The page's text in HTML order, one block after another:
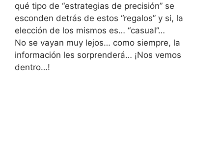
qué tipo de “estrategias de precisión” se
esconden detrás de estos “regalos” y si, la
elección de los mismos es… “casual”…
No se vayan muy lejos… como siempre, la
información les sorprenderá… ¡Nos vemos
dentro…!